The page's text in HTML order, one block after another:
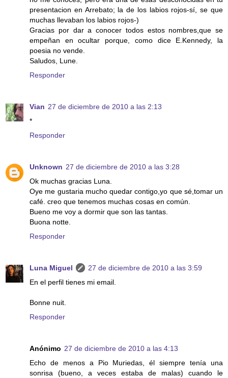
presentacion en Arrebato; la de los labios rojos-sí, se que
muchas llevaban los labios rojos-)
Gracias por dar a conocer todos estos nombres,que se
empeñan en ocultar porque, como dice E.Kennedy, la
poesia no vende.
Saludos, Lune.
Responder
Vian 27 de diciembre de 2010 a las 2:13
*
Responder
Unknown 27 de diciembre de 2010 a las 3:28
Ok muchas gracias Luna.
Oye me gustaria mucho quedar contigo,yo que sé,tomar un
café. creo que tenemos muchas cosas en común.
Bueno me voy a dormir que son las tantas.
Buona notte.
Responder
Luna Miguel
27 de diciembre de 2010 a las 3:59
En el perfil tienes mi email.
Bonne nuit.
Responder
Anónimo 27 de diciembre de 2010 a las 4:13
Echo de menos a Pio Muriedas, él siempre tenía una
sonrisa (bueno, a veces estaba de malas) cuando le